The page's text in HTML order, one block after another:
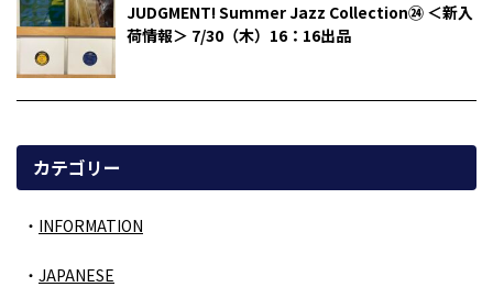
JUDGMENT! Summer Jazz Collection㉔ ＜新入
荷情報＞ 7/30（木）16：16出品
カテゴリー
INFORMATION
JAPANESE